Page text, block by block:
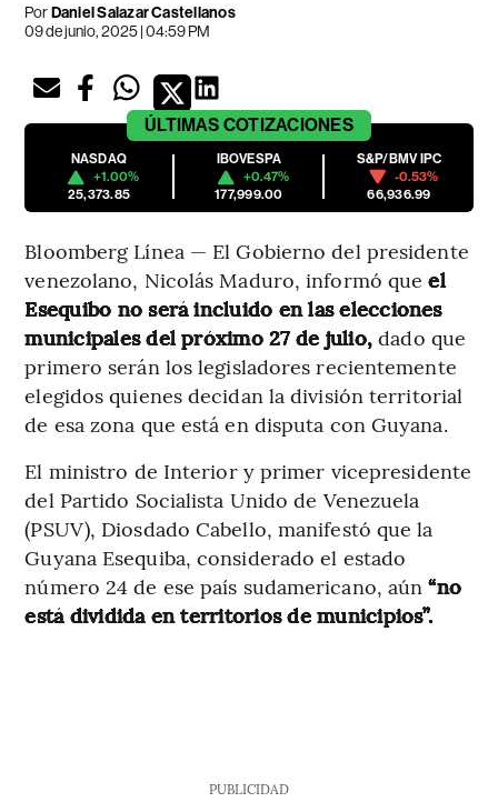
PorDaniel Salazar Castellanos
09 de junio, 2025 | 04:59 PM
ÚLTIMAS COTIZACIONES
NASDAQ
+1.00%
25,373.85
IBOVESPA
+0.47%
177,999.00
S&P/BMV IPC
-0.53%
66,936.99
Bloomberg Línea — El Gobierno del presidente
venezolano, Nicolás Maduro, informó queel
Esequibo no será incluido en las elecciones
municipales del próximo 27 de julio,dado que
primero serán los legisladores recientemente
elegidos quienes decidan la división territorial
de esa zona que está en disputa con Guyana.
El ministro de Interior y primer vicepresidente
del Partido Socialista Unido de Venezuela
(PSUV), Diosdado Cabello, manifestó que la
Guyana Esequiba, considerado el estado
número 24 de ese país sudamericano, aún“no
está dividida en territorios de municipios”.
PUBLICIDAD